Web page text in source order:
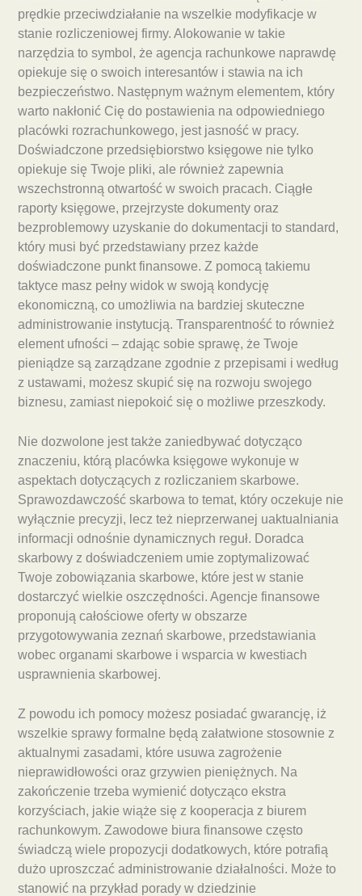
prędkie przeciwdziałanie na wszelkie modyfikacje w
stanie rozliczeniowej firmy. Alokowanie w takie
narzędzia to symbol, że agencja rachunkowe naprawdę
opiekuje się o swoich interesantów i stawia na ich
bezpieczeństwo. Następnym ważnym elementem, który
warto nakłonić Cię do postawienia na odpowiedniego
placówki rozrachunkowego, jest jasność w pracy.
Doświadczone przedsiębiorstwo księgowe nie tylko
opiekuje się Twoje pliki, ale również zapewnia
wszechstronną otwartość w swoich pracach. Ciągłe
raporty księgowe, przejrzyste dokumenty oraz
bezproblemowy uzyskanie do dokumentacji to standard,
który musi być przedstawiany przez każde
doświadczone punkt finansowe. Z pomocą takiemu
taktyce masz pełny widok w swoją kondycję
ekonomiczną, co umożliwia na bardziej skuteczne
administrowanie instytucją. Transparentność to również
element ufności – zdając sobie sprawę, że Twoje
pieniądze są zarządzane zgodnie z przepisami i według
z ustawami, możesz skupić się na rozwoju swojego
biznesu, zamiast niepokoić się o możliwe przeszkody.
Nie dozwolone jest także zaniedbywać dotycząco
znaczeniu, którą placówka księgowe wykonuje w
aspektach dotyczących z rozliczaniem skarbowe.
Sprawozdawczość skarbowa to temat, który oczekuje nie
wyłącznie precyzji, lecz też nieprzerwanej uaktualniania
informacji odnośnie dynamicznych reguł. Doradca
skarbowy z doświadczeniem umie zoptymalizować
Twoje zobowiązania skarbowe, które jest w stanie
dostarczyć wielkie oszczędności. Agencje finansowe
proponują całościowe oferty w obszarze
przygotowywania zeznań skarbowe, przedstawiania
wobec organami skarbowe i wsparcia w kwestiach
usprawnienia skarbowej.
Z powodu ich pomocy możesz posiadać gwarancję, iż
wszelkie sprawy formalne będą załatwione stosownie z
aktualnymi zasadami, które usuwa zagrożenie
nieprawidłowości oraz grzywien pieniężnych. Na
zakończenie trzeba wymienić dotycząco ekstra
korzyściach, jakie wiąże się z kooperacja z biurem
rachunkowym. Zawodowe biura finansowe często
świadczą wiele propozycji dodatkowych, które potrafią
dużo uproszczać administrowanie działalności. Może to
stanowić na przykład porady w dziedzinie